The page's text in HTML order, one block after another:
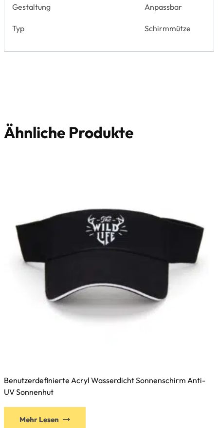
Gestaltung Anpassbar
Typ Schirmmütze
Ähnliche Produkte
Benutzerdefinierte Acryl Wasserdicht Sonnenschirm Anti-
UV Sonnenhut
Mehr Lesen